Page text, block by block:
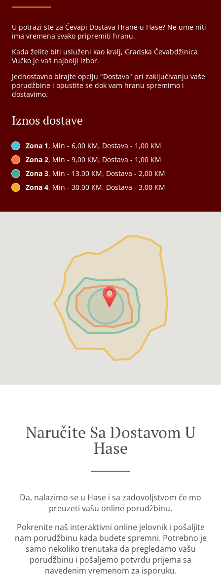
U potrazi ste za Ćevapi Dostava Hrane u Hase? Ne ume niti
ima vremena svako pripremiti hranu.
Kada želite biti usluženi kao kralj, Gradska Ćevabdžinica
Vučko je vaš najbolji izbor.
Jednostavno birajte opciju "Dostava" pri zaključivanju vaše
porudžbine i opustite se dok vam hranu spremimo i
dostavimo.
Iznos dostave
Zona 1, Min - 6,00 КМ, Dostava - 1,00 КМ
Zona 2, Min - 9,00 КМ, Dostava - 1,00 КМ
Zona 3, Min - 13,00 КМ, Dostava - 2,00 КМ
Zona 4, Min - 30,00 КМ, Dostava - 3,00 КМ
Naručite Sa Dostavom U
Hase
Da, nalazimo se u Hase i sa zadovoljstvom će mo
preuzeti vašu online porudžbinu.
Pokrenite naš interaktivni online jelovnik i pošaljite
nam porudžbinu kada budete spremni. Potrebno je
samo nekoliko trenutaka da pregledamo vašu
porudžbinu i pošaljemo potvrdu prijema sa
navedenim vremenom za isporuku.